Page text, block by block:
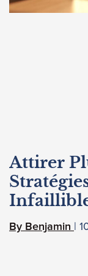
Attirer
Benjamin